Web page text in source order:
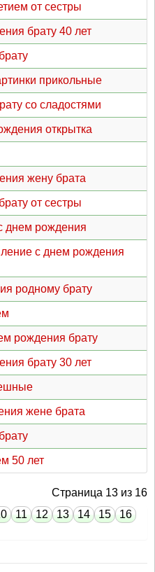
от сестры
брату 40 лет
прикольные
со сладостями
открытка
жену брата
от сестры
днем рождения
с днем рождения
родному брату
рождения брату
брату 30 лет
жене брата
50 лет
Страница 13 из 16
11 12 13 14 15
16